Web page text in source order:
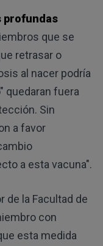
profundas
que se
retrasar o
al nacer podría
quedaran fuera
Sin
a favor
a esta vacuna".
de la Facultad de
con
esta medida